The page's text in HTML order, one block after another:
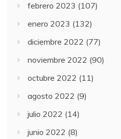
febrero 2023 (107)
enero 2023 (132)
diciembre 2022 (77)
noviembre 2022 (90)
octubre 2022 (11)
agosto 2022 (9)
julio 2022 (14)
junio 2022 (8)